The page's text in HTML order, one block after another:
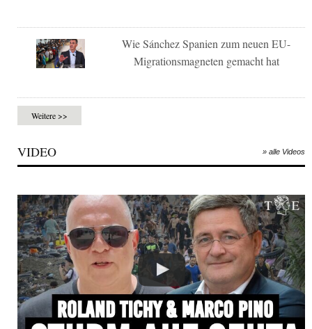
Wie Sánchez Spanien zum neuen EU-
Migrationsmagneten gemacht hat
Weitere >>
VIDEO » alle Videos